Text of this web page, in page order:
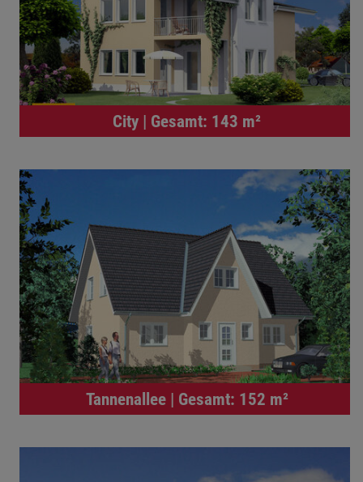
City | Gesamt: 143 m²
Tannenallee | Gesamt: 152 m²